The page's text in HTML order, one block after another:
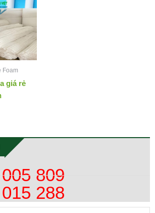
809
288
Foam
giá rẻ